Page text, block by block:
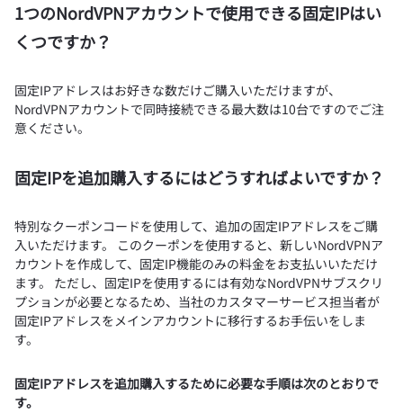
1つのNordVPNアカウントで使用できる固定IPはい
くつですか？
固定IPアドレスはお好きな数だけご購入いただけますが、
NordVPNアカウントで同時接続できる最大数は10台ですのでご注
意ください。
固定IPを追加購入するにはどうすればよいですか？
特別なクーポンコードを使用して、追加の固定IPアドレスをご購
入いただけます。 このクーポンを使用すると、新しいNordVPNア
カウントを作成して、固定IP機能のみの料金をお支払いいただけ
ます。 ただし、固定IPを使用するには有効なNordVPNサブスクリ
プションが必要となるため、当社のカスタマーサービス担当者が
固定IPアドレスをメインアカウントに移行するお手伝いをしま
す。
固定IPアドレスを追加購入するために必要な手順は次のとおりで
す。